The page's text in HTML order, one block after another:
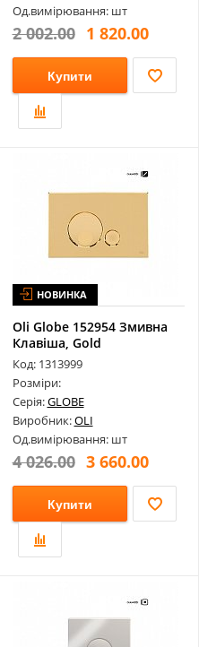
Од.вимірювання: шт
2 002.00 1 820.00
Купити
НОВИНКА
Oli Globe 152954 Змивна
Клавіша, Gold
Код: 1313999
Розміри:
Серія:GLOBE
Виробник:OLI
Од.вимірювання: шт
4 026.00 3 660.00
Купити